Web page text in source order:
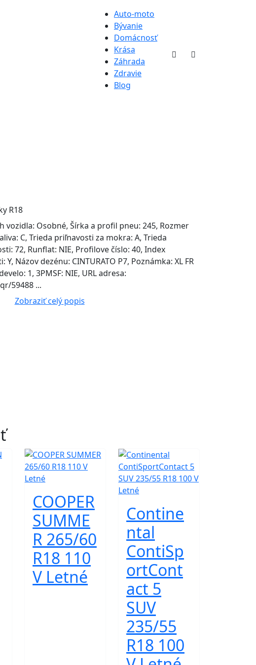
Auto-moto
Bývanie
Domácnosť
Krása
Záhrada
Zdravie
Blog
R18
vozidla: Osobné, Šírka a profil pneu: 245, Rozmer
C, Trieda priľnavosti za mokra: A, Trieda
72, Runflat: NIE, Profilove číslo: 40, Index
Názov dezénu: CINTURATO P7, Poznámka: XL FR
1, 3PMSF: NIE, URL adresa:
59488 ...
Zobraziť celý popis
COOPER
SUMME
R 265/60
R18 110
V Letné
Contine
ntal
ContiSp
ortCont
act 5
SUV
235/55
R18 100